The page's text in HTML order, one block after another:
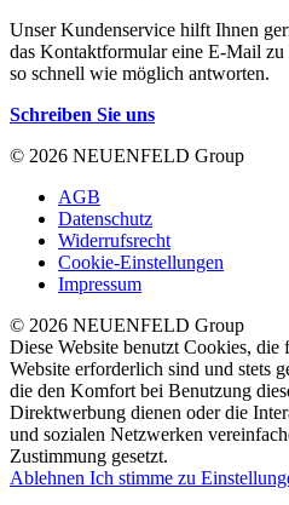
Unser Kundenservice hilft Ihnen
das Kontaktformular eine E-Mail
so schnell wie möglich antworten.
Schreiben Sie uns
© 2026 NEUENFELD Group
AGB
Datenschutz
Widerrufsrecht
Cookie-Einstellungen
Impressum
© 2026 NEUENFELD Group
Diese Website benutzt Cookies, die
Website erforderlich sind und stets
die den Komfort bei Benutzung
Direktwerbung dienen oder die
und sozialen Netzwerken
Zustimmung gesetzt.
Ablehnen Ich stimme zu